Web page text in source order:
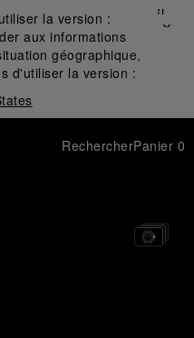
la version :
aux informations
géographique,
d'utiliser la version :
Fermer
✕
RechercherPanier 0